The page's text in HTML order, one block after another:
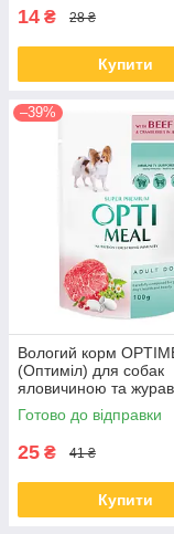
14 ₴ 28 ₴
Купити
–39%
Вологий корм
(Оптиміл) для собак
яловичиною та
желе 100 ГР від 12 шт.
Готово до відправки
25 ₴ 41 ₴
Купити